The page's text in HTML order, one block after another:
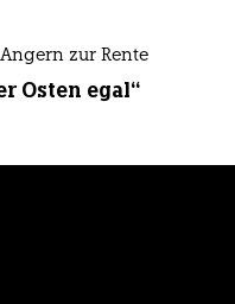
zur Rente
Osten egal“